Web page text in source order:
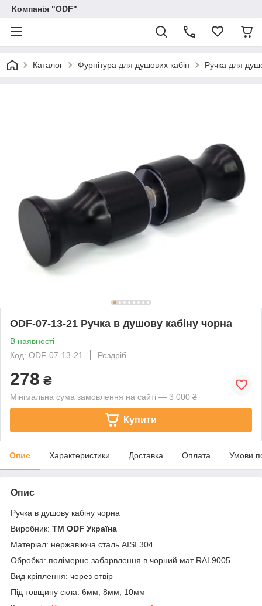
Компанія "ODF"
Каталог Фурнітура для душових кабін Ручка для
ODF-07-13-21 Ручка в душову кабіну чорна
В наявності
Код: ODF-07-13-21
Роздріб
278 ₴
Мінімальна сума замовлення на сайті — 3 000 ₴
Купити
Опис Характеристики Доставка Оплата Умови
Опис
Ручка в душову кабіну чорна
Виробник: ТМ ODF Україна
Матеріал: нержавіюча сталь AISI 304
Обробка: полімерне забарвлення в чорний мат RAL9005
Вид кріплення: через отвір
Під товщину скла: 6мм, 8мм, 10мм